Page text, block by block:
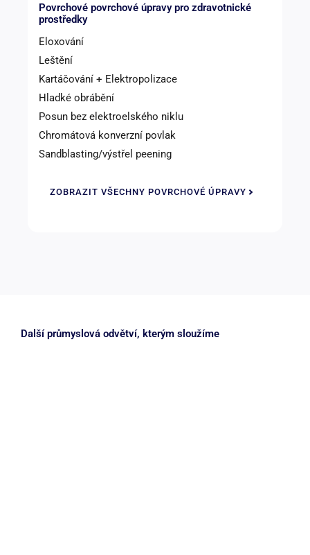
Povrchové povrchové úpravy pro zdravotnické
prostředky
Eloxování
Leštění
Kartáčování + Elektropolizace
Hladké obrábění
Posun bez elektroelského niklu
Chromátová konverzní povlak
Sandblasting/výstřel peening
ZOBRAZIT VŠECHNY POVRCHOVÉ ÚPRAVY
Další průmyslová odvětví, kterým sloužíme